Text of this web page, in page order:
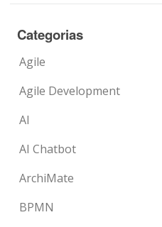
Categorias
Agile
Agile Development
AI
AI Chatbot
ArchiMate
BPMN